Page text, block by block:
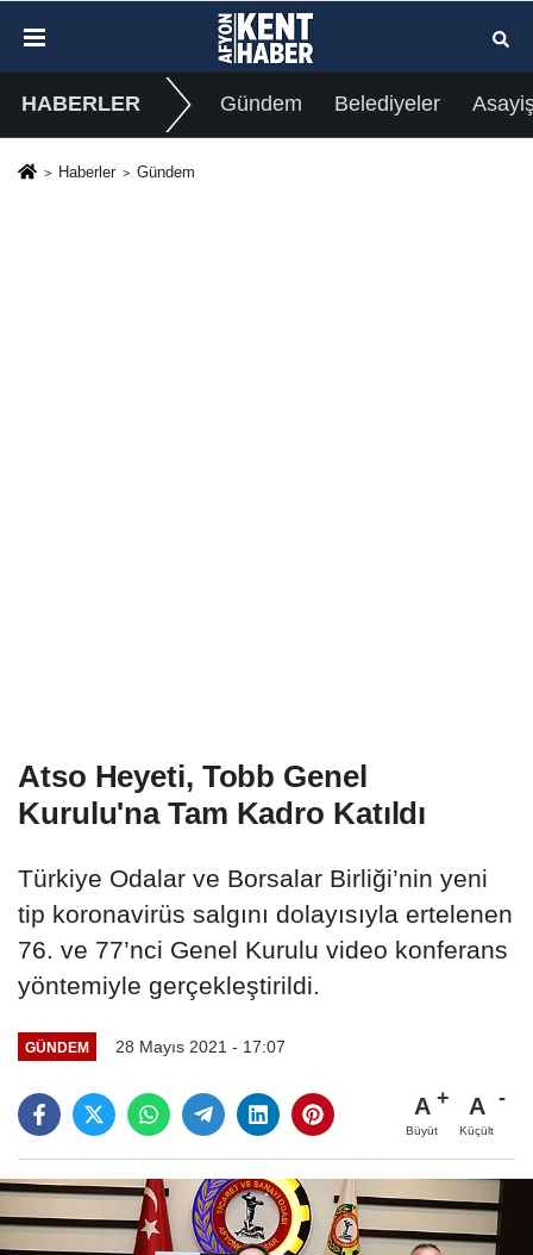
HABERLER Gündem Belediyeler
Haberler Gündem
Atso Heyeti, Tobb Genel
Kurulu'na Tam Kadro Katıldı
Türkiye Odalar ve Borsalar Birliği’nin yeni
tip koronavirüs salgını dolayısıyla ertelenen
76. ve 77’nci Genel Kurulu video konferans
yöntemiyle gerçekleştirildi.
GÜNDEM 28 Mayıs 2021 - 17:07
A
Büyüt
A
Küçült